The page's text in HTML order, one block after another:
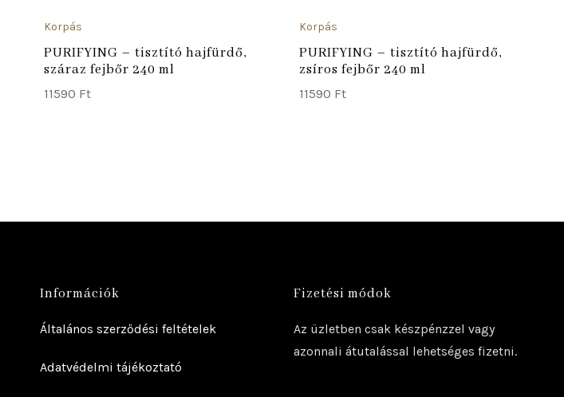
Korpás
PURIFYING – tisztító hajfürdő,
száraz fejbőr 240 ml
11590 Ft
Korpás
PURIFYING – tisztító hajfürdő,
zsíros fejbőr 240 ml
11590 Ft
Információk
Általános szerződési feltételek
Adatvédelmi tájékoztató
Fizetési módok
Az üzletben csak készpénzzel vagy
azonnali átutalással lehetséges fizetni.